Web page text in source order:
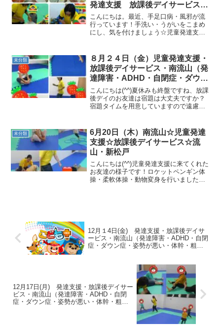
発達支援 放課後デイサービス
発達気になる 放デイ 自閉症
学習障害 ＬＤ ＡＤＨＤ アス
ペルガー症候群)
こんにちは。最近、手足口病・風邪が流
行っています！手洗い・うがいをこまめ
にし、気を付けましょう☆児童発達支援
行いました(^_^)/始めに、 マラソンを行い
ました！みんな...
未分類
８月２４日（金）児童発達支援・
放課後デイサービス・南流山（発
達障害・ADHD・自閉症・ダウン
症・姿勢が悪い・目線が合わな
い・名前を呼んでも振り向かない
こんにちは(^^)夏休みも終盤ですね、放課
後デイのお友達は宿題は大丈夫ですか？
宿題タイムを用意していますので遠慮な
物、特にお弁当のナフキン、袋、箸、保
冷剤などご記名をお忘...
未分類
6月20日（木）南流山☆児童発達
支援☆放課後デイサービス☆流
山・新松戸
こんにちは(^^)児童発達支援に来てくれた
お友達の様子です！ロケットペンギン体
操・柔軟体操・動物変身を行いました
12月１4日(金) 発達支援・放課後デイサ
ービス・南流山（発達障害・ADHD・自閉
症・ダウン症・姿勢が悪い・体幹・粗大
12月17日(月) 発達支援・放課後デイサー
ビス・南流山（発達障害・ADHD・自閉
症・ダウン症・姿勢が悪い・体幹・粗大